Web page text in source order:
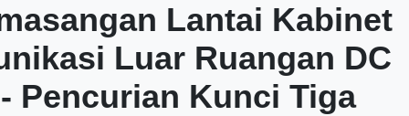
Lantai Kabinet
Luar Ruangan DC
Pencurian Kunci Tiga